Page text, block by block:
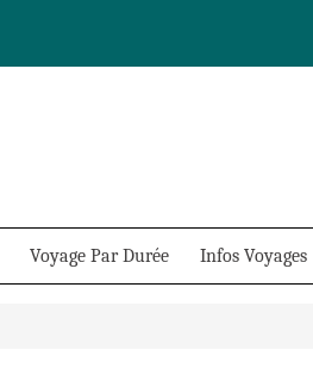
Voyage Par Durée Infos Voyages